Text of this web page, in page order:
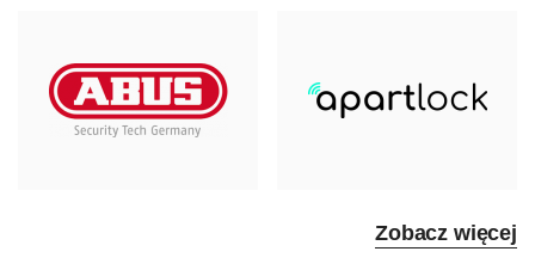
Zobacz więcej